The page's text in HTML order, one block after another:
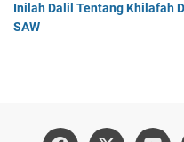
Inilah Dalil Tentang Khilafah
SAW